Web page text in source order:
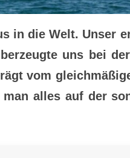
in die Welt. Unser
uns bei
vom
alles auf der